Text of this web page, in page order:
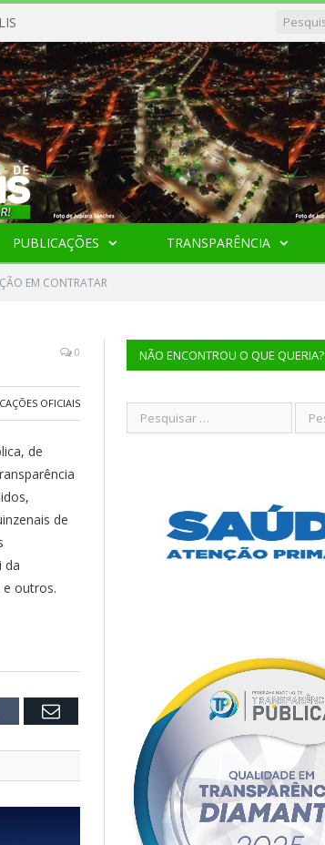
PUBLICAÇÕES TRANSPARÊNCIA
EM CONTRATAR
0
OFICIAIS
de
de
da
e outros.
Email
NÃO ENCONTROU O QUE QUERIA?